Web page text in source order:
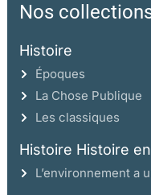
Nos
Histoire
Époques
La Chose Publique
Les classiques
Histoire Histoire
L’environnement a